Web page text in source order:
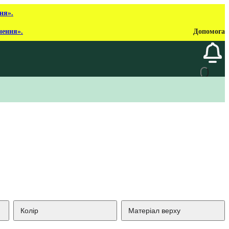
Допомога
Колір Матеріал верху